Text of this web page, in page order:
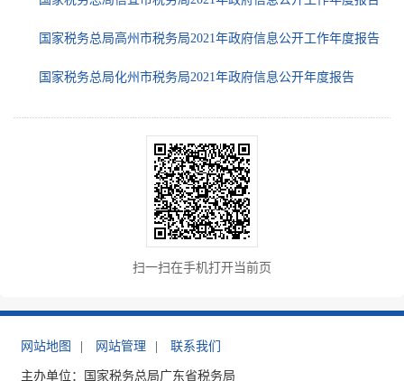
国家税务总局高州市税务局2021年政府信息公开工作年度报告
国家税务总局化州市税务局2021年政府信息公开年度报告
扫一扫在手机打开当前页
网站地图 网站管理 联系我们
主办单位：国家税务总局广东省税务局